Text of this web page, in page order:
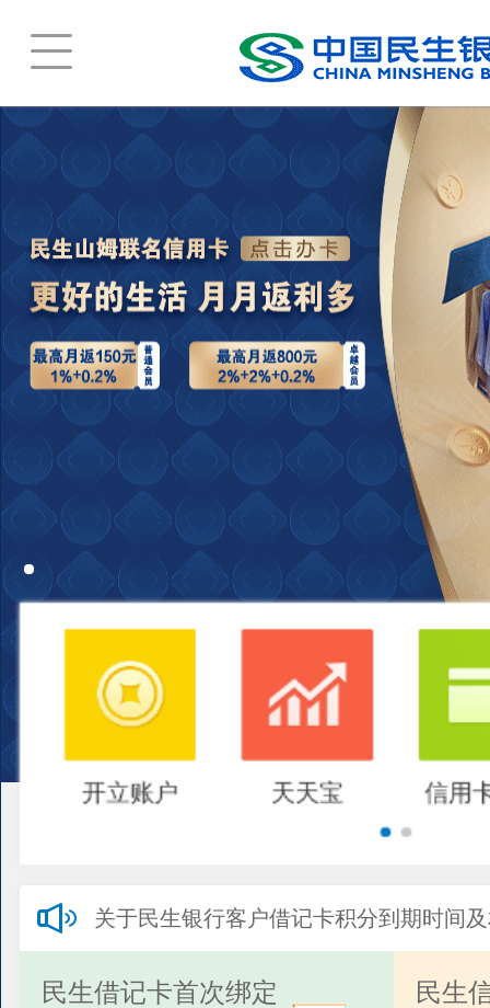
开立账户 天天宝 信用
关于民生银行客户借记卡积分到期时间
公告
民生借记卡首次绑定
民生